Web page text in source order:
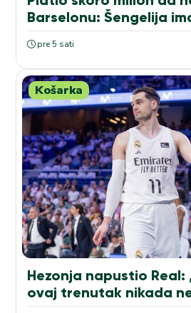
Barselonu: Šengelija
pre 5 sati
Košarka
Hezonja napustio Real:
ovaj trenutak nikada